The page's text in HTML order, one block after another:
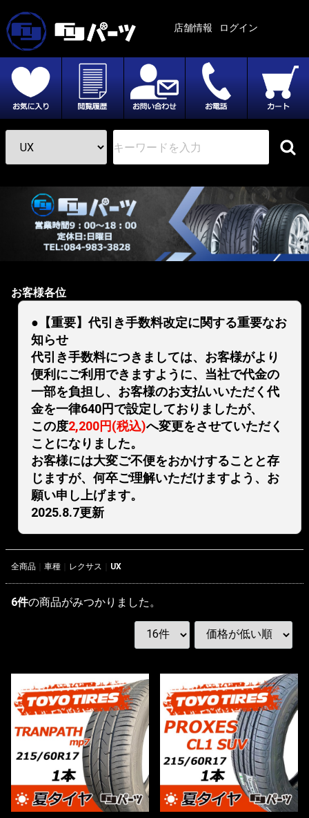
店舗情報 ログイン
お客様各位
●【重要】代引き手数料改定に関する重要なお
知らせ
代引き手数料につきましては、お客様がより
便利にご利用できますように、当社で代金の
一部を負担し、お客様のお支払いいただく代
金を一律640円で設定しておりましたが、
この度2,200円(税込)へ変更をさせていただく
ことになりました。
お客様には大変ご不便をおかけすることと存
じますが、何卒ご理解いただけますよう、お
願い申し上げます。
2025.8.7更新
全商品 車種 レクサス UX
6件の商品がみつかりました。